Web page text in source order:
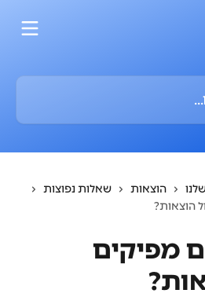
הוצאות
שאלות נפוצות
הוצאות?
מפיקים